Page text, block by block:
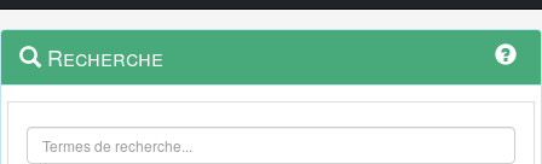
Navigation
outils
Menu
contextuel
Recherche